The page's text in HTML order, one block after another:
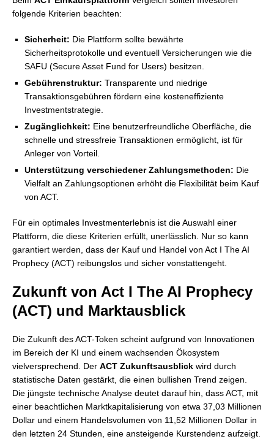
folgende Kriterien beachten:
Sicherheit: Die Plattform sollte bewährte
Sicherheitsprotokolle und eventuell Versicherungen wie die
SAFU (Secure Asset Fund for Users) besitzen.
Gebührenstruktur: Transparente und niedrige
Transaktionsgebühren fördern eine kosteneffiziente
Investmentstrategie.
Zugänglichkeit: Eine benutzerfreundliche Oberfläche, die
schnelle und stressfreie Transaktionen ermöglicht, ist für
Anleger von Vorteil.
Unterstützung verschiedener Zahlungsmethoden: Die
Vielfalt an Zahlungsoptionen erhöht die Flexibilität beim Kauf
von ACT.
Für ein optimales Investmenterlebnis ist die Auswahl einer
Plattform, die diese Kriterien erfüllt, unerlässlich. Nur so kann
garantiert werden, dass der Kauf und Handel von Act I The AI
Prophecy (ACT) reibungslos und sicher vonstattengeht.
Zukunft von Act I The AI Prophecy
(ACT) und Marktausblick
Die Zukunft des ACT-Token scheint aufgrund von Innovationen
im Bereich der KI und einem wachsenden Ökosystem
vielversprechend. Der ACT Zukunftsausblick wird durch
statistische Daten gestärkt, die einen bullishen Trend zeigen.
Die jüngste technische Analyse deutet darauf hin, dass ACT, mit
einer beachtlichen Marktkapitalisierung von etwa 37,03 Millionen
Dollar und einem Handelsvolumen von 11,52 Millionen Dollar in
den letzten 24 Stunden, eine ansteigende Kurstendenz aufzeigt.